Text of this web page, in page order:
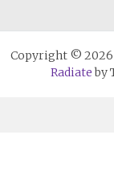
Copyright © 2026
Radiateby